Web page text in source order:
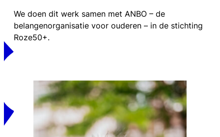
We doen dit werk samen met ANBO – de
belangenorganisatie voor ouderen – in de stichting
Roze50+.